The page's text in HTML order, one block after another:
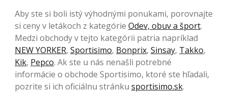
Aby ste si boli istý výhodnými ponukami, porovnajte
si ceny v letákoch z kategórie Odev, obuv a šport.
Medzi obchody v tejto kategórii patria napríklad
NEW YORKER, Sportisimo, Bonprix, Sinsay, Takko,
Kik, Pepco. Ak ste u nás nenašli potrebné
informácie o obchode Sportisimo, ktoré ste hľadali,
pozrite si ich oficiálnu stránku sportisimo.sk.